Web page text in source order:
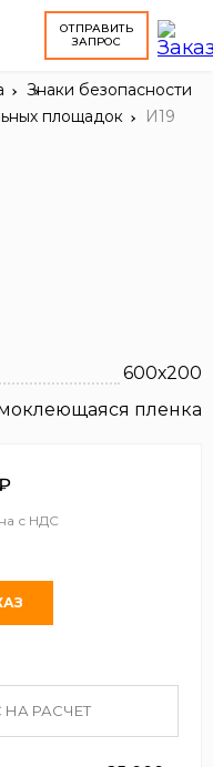
ОТПРАВИТЬ
ЗАПРОС
Знаки безопасности
площадок
И19
600х200
пленка
с НДС
РАСЧЕТ